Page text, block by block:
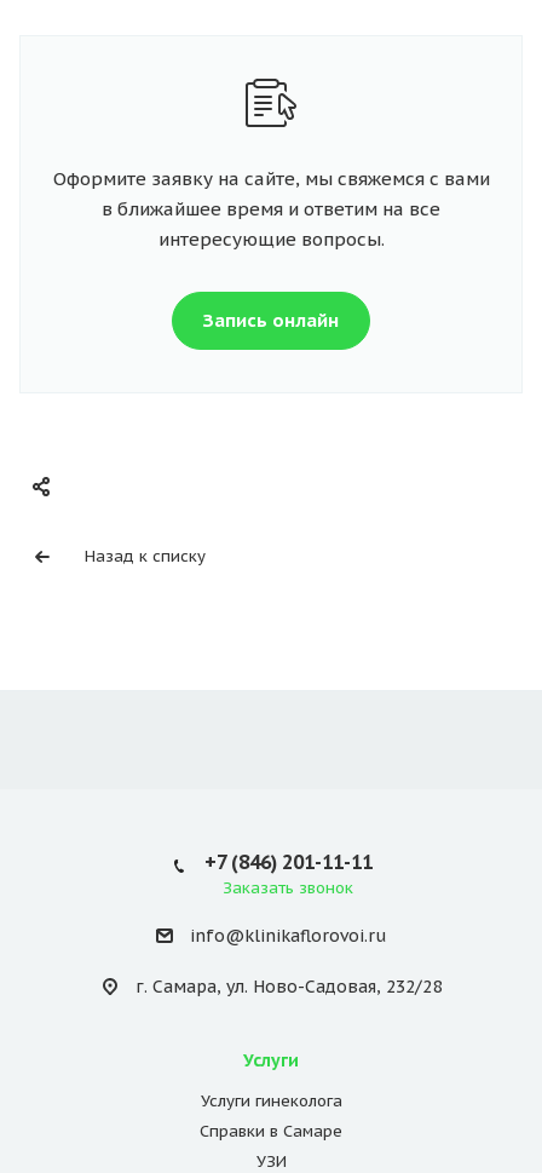
Оформите заявку на сайте, мы свяжемся с вами
в ближайшее время и ответим на все
интересующие вопросы.
Запись онлайн
Назад к списку
+7 (846) 201-11-11
Заказать звонок
info@klinikaflorovoi.ru
г. Самара, ул. Ново-Садовая, 232/28
Услуги
Услуги гинеколога
Справки в Самаре
УЗИ